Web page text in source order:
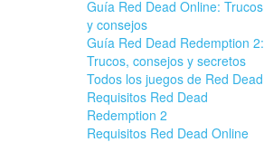
Guía Red Dead Online: Trucos
y consejos
Guía Red Dead Redemption 2:
Trucos, consejos y secretos
Todos los juegos de Red Dead
Requisitos Red Dead
Redemption 2
Requisitos Red Dead Online